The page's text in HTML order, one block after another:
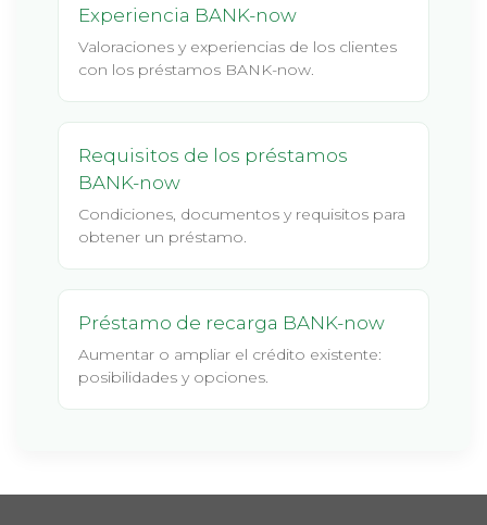
Experiencia BANK-now
Valoraciones y experiencias de los clientes
con los préstamos BANK-now.
Requisitos de los préstamos
BANK-now
Condiciones, documentos y requisitos para
obtener un préstamo.
Préstamo de recarga BANK-now
Aumentar o ampliar el crédito existente:
posibilidades y opciones.